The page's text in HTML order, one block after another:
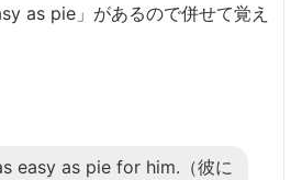
as pie」があるので併せて覚え
easy as pie for him.（彼に